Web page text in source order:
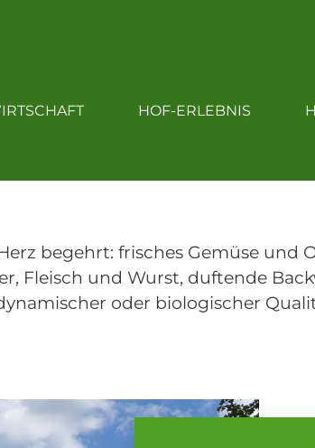
HOF-ERLEBNIS
HOF-LEBEN
begehrt: frisches Gemüse und
Fleisch und Wurst, duftende
oder biologischer